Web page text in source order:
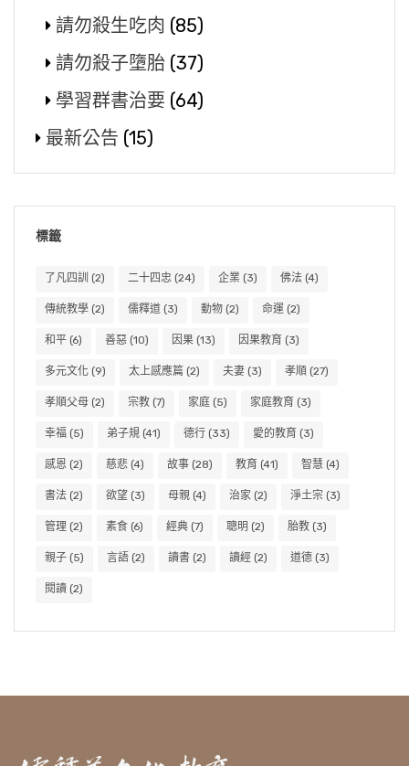
請勿殺生吃肉 (85)
請勿殺子墮胎 (37)
學習群書治要 (64)
最新公告 (15)
標籤
了凡四訓 (2) 二十四忠 (24) 企業 (3) 佛法 (4)
傳統教學 (2) 儒釋道 (3) 動物 (2) 命運 (2)
和平 (6) 善惡 (10) 因果 (13) 因果教育 (3)
多元文化 (9) 太上感應篇 (2) 夫妻 (3) 孝順 (27)
孝順父母 (2) 宗教 (7) 家庭 (5) 家庭教育 (3)
幸福 (5) 弟子規 (41) 德行 (33) 愛的教育 (3)
感恩 (2) 慈悲 (4) 故事 (28) 教育 (41) 智慧 (4)
書法 (2) 欲望 (3) 母親 (4) 治家 (2) 淨土宗 (3)
管理 (2) 素食 (6) 經典 (7) 聰明 (2) 胎教 (3)
親子 (5) 言語 (2) 讀書 (2) 讀經 (2) 道德 (3)
閱讀 (2)